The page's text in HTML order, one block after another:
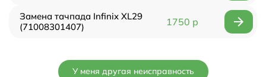
Замена тачпада Infinix XL29
(71008301407)
1750 р
У меня другая неисправность